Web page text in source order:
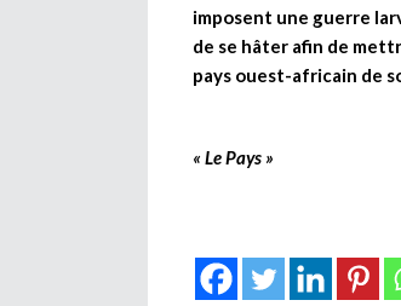
imposent une guerre
de se hâter afin de
pays ouest-africain de
« Le Pays »